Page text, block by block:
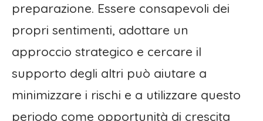
preparazione. Essere consapevoli dei
propri sentimenti, adottare un
approccio strategico e cercare il
supporto degli altri può aiutare a
minimizzare i rischi e a utilizzare questo
periodo come opportunità di crescita